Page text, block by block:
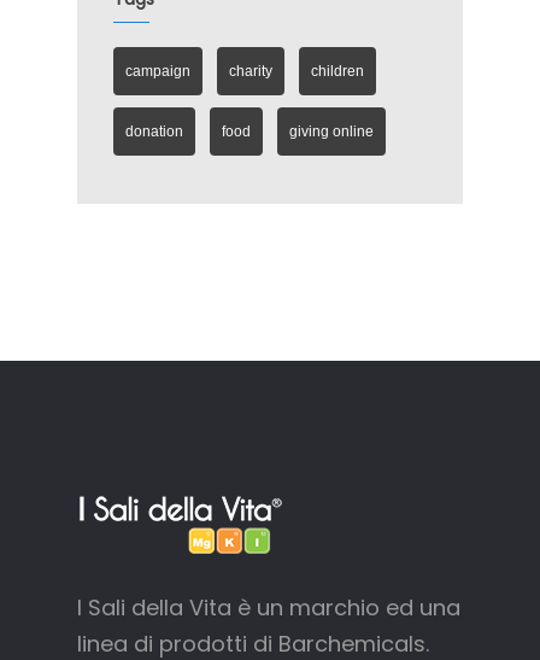
campaign charity children
donation food giving online
I Sali della Vita è un marchio ed una
linea di prodotti di Barchemicals.